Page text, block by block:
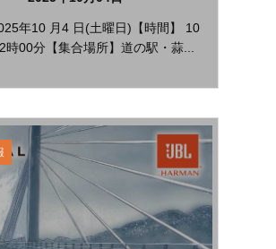
年10 月4 日(土曜日)【時間】 10
時00分【集合場所】道の駅・蒜...